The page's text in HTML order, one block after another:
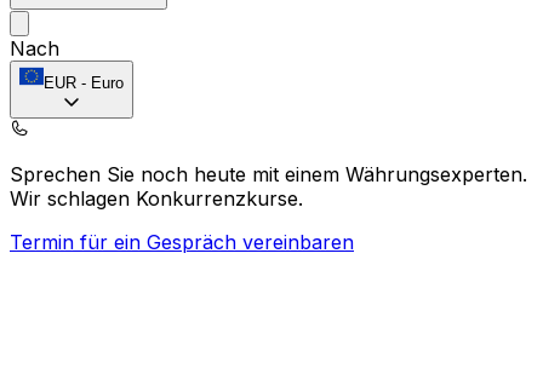
Nach
EUR - Euro
Sprechen Sie noch heute mit einem Währungsexperten.
Wir schlagen Konkurrenzkurse.
Termin für ein Gespräch vereinbaren